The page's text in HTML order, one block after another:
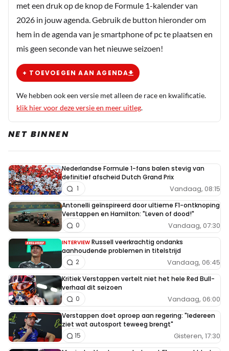
met een druk op de knop de Formule 1-kalender van
2026 in jouw agenda. Gebruik de button hieronder om
hem in de agenda van je smartphone of pc te plaatsen en
mis geen seconde van het nieuwe seizoen!
+ TOEVOEGEN AAN AGENDA
We hebben ook een versie met alleen de race en kwalificatie.
klik hier voor deze versie en meer uitleg.
NET BINNEN
Nederlandse Formule 1-fans balen stevig van
definitief afscheid Dutch Grand Prix
Vandaag, 08:15
1
Antonelli geïnspireerd door ultieme F1-ontknoping
Verstappen en Hamilton: "Leven of dood!"
Vandaag, 07:30
0
INTERVIEW Russell veerkrachtig ondanks
aanhoudende problemen in titelstrijd
Vandaag, 06:45
2
Kritiek Verstappen vertelt niet het hele Red Bull-
verhaal dit seizoen
Vandaag, 06:00
0
Verstappen doet oproep aan regering: "Iedereen
ziet wat autosport teweeg brengt"
Gisteren, 17:30
15